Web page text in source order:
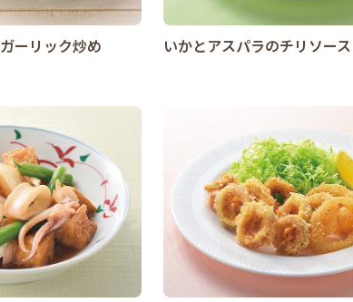
ーリック炒め いかとアスパラのチリソース